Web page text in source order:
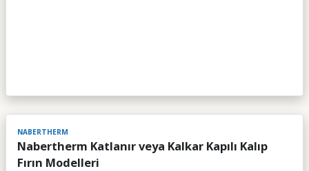
NABERTHERM
Nabertherm Katlanır veya Kalkar Kapılı Kalıp
Fırın Modelleri